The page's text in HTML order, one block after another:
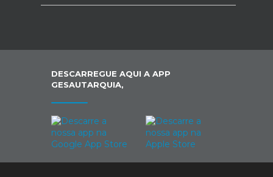
DESCARREGUE AQUI A APP
GESAUTARQUIA,